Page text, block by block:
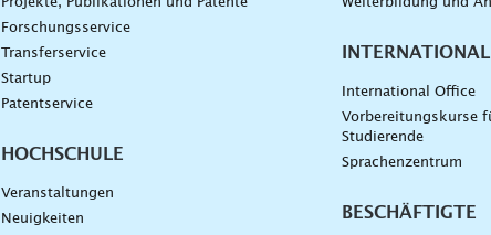
Forschungsservice
Transferservice
Startup
Patentservice
HOCHSCHULE
Veranstaltungen
Neuigkeiten
INTERNATIONAL
International Office
Vorbereitungskurse
Studierende
Sprachenzentrum
BESCHÄFTIGTE